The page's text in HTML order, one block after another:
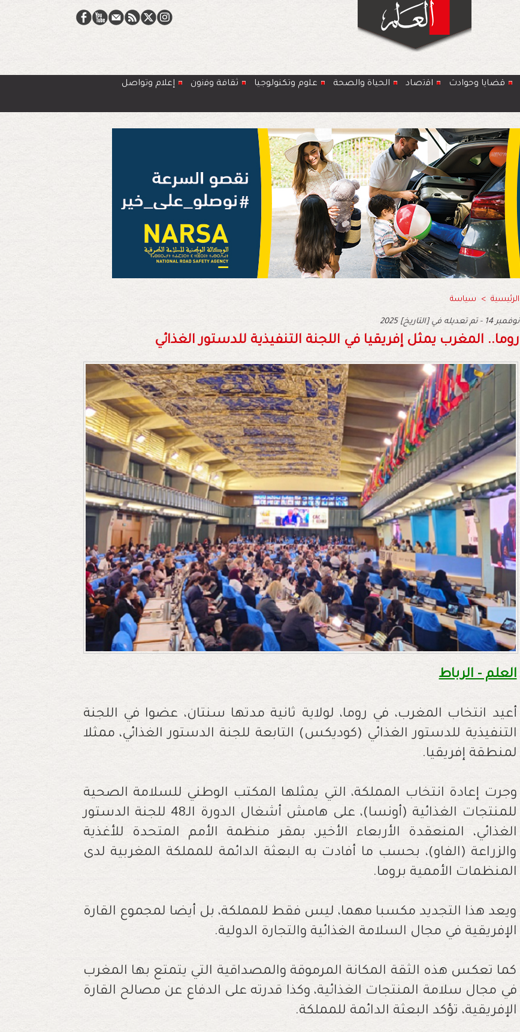
قضايا وحوادث اﻗﺗﺻﺎد الحياة والصحة ﻋﻠوم وتكنولوجيا ﺛﻘﺎﻓﺔ وﻓﻧون
إعلام وتواصل
الرئيسية > سياسة
2025 نوفمبر 14 - تم تعديله في [التاريخ]
روما.. المغرب يمثل إفريقيا في اللجنة التنفيذية للدستور الغذائي
العلم - الرباط
أعيد انتخاب المغرب، في روما، لولاية ثانية مدتها سنتان، عضوا في اللجنة
التنفيذية للدستور الغذائي (كوديكس) التابعة للجنة الدستور الغذائي، ممثلا
لمنطقة إفريقيا.
وجرت إعادة انتخاب المملكة، التي يمثلها المكتب الوطني للسلامة الصحية
للمنتجات الغذائية (أونسا)، على هامش أشغال الدورة الـ48 للجنة الدستور
الغذائي، المنعقدة الأربعاء الأخير، بمقر منظمة الأمم المتحدة للأغذية
والزراعة (الفاو)، بحسب ما أفادت به البعثة الدائمة للمملكة المغربية لدى
المنظمات الأممية بروما.
ويعد هذا التجديد مكسبا مهما، ليس فقط للمملكة، بل أيضا لمجموع القارة
الإفريقية في مجال السلامة الغذائية والتجارة الدولية.
كما تعكس هذه الثقة المكانة المرموقة والمصداقية التي يتمتع بها المغرب
في مجال سلامة المنتجات الغذائية، وكذا قدرته على الدفاع عن مصالح القارة
الإفريقية، تؤكد البعثة الدائمة للمملكة.